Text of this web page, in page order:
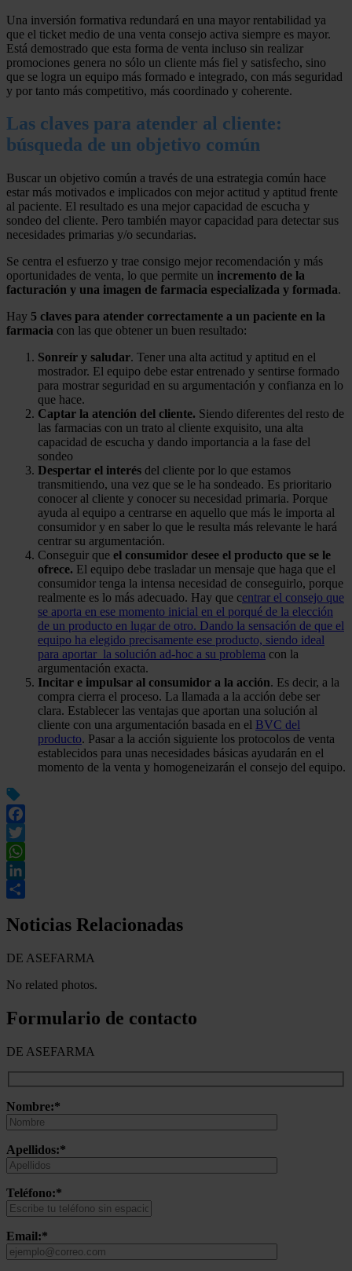
Una inversión formativa redundará en una mayor rentabilidad ya
que el ticket medio de una venta consejo activa siempre es mayor.
Está demostrado que esta forma de venta incluso sin realizar
promociones genera no sólo un cliente más fiel y satisfecho, sino
que se logra un equipo más formado e integrado, con más seguridad
y por tanto más competitivo, más coordinado y coherente.
Las claves para atender al cliente:
búsqueda de un objetivo común
Buscar un objetivo común a través de una estrategia común hace
estar más motivados e implicados con mejor actitud y aptitud frente
al paciente. El resultado es una mejor capacidad de escucha y
sondeo del cliente. Pero también mayor capacidad para detectar sus
necesidades primarias y/o secundarias.
Se centra el esfuerzo y trae consigo mejor recomendación y más
oportunidades de venta, lo que permite un incremento de la
facturación y una imagen de farmacia especializada y formada.
Hay 5 claves para atender correctamente a un paciente en la
farmacia con las que obtener un buen resultado:
Sonreír y saludar. Tener una alta actitud y aptitud en el
mostrador. El equipo debe estar entrenado y sentirse formado
para mostrar seguridad en su argumentación y confianza en lo
que hace.
Captar la atención del cliente. Siendo diferentes del resto de
las farmacias con un trato al cliente exquisito, una alta
capacidad de escucha y dando importancia a la fase del
sondeo
Despertar el interés del cliente por lo que estamos
transmitiendo, una vez que se le ha sondeado. Es prioritario
conocer al cliente y conocer su necesidad primaria. Porque
ayuda al equipo a centrarse en aquello que más le importa al
consumidor y en saber lo que le resulta más relevante le hará
centrar su argumentación.
Conseguir que el consumidor desee el producto que se le
ofrece. El equipo debe trasladar un mensaje que haga que el
consumidor tenga la intensa necesidad de conseguirlo, porque
realmente es lo más adecuado. Hay que centrar el consejo que
se aporta en ese momento inicial en el porqué de la elección
de un producto en lugar de otro. Dando la sensación de que el
equipo ha elegido precisamente ese producto, siendo ideal
para aportar la solución ad-hoc a su problema con la
argumentación exacta.
Incitar e impulsar al consumidor a la acción. Es decir, a la
compra cierra el proceso. La llamada a la acción debe ser
clara. Establecer las ventajas que aportan una solución al
cliente con una argumentación basada en el BVC del
producto. Pasar a la acción siguiente los protocolos de venta
establecidos para unas necesidades básicas ayudarán en el
momento de la venta y homogeneizarán el consejo del equipo.
Facebook
Twitter
WhatsApp
LinkedIn
Noticias Relacionadas
DE ASEFARMA
No related photos.
Formulario de contacto
DE ASEFARMA
Nombre:*
Apellidos:*
Teléfono:*
Email:*